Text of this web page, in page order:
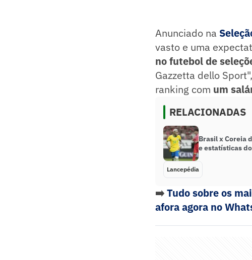
Anunciado na
vasto e uma
no futebol de
Gazzetta dello
ranking com um
RELACIONADAS
Brasil x Coreia
e estatísticas
Lancepédia
➡️Tudo sobre os
afora agora no